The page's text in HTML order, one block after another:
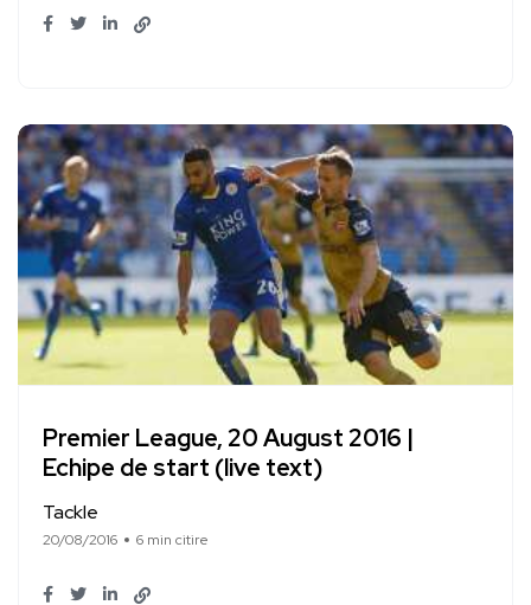
Premier League, 20 August 2016 |
Echipe de start (live text)
Tackle
20/08/2016 6 min citire